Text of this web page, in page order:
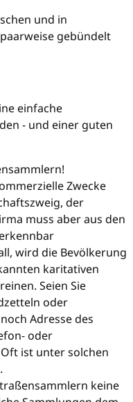
und in
gebündelt
einfache
- und einer guten
Zwecke
der
muss aber aus den
wird die Bevölkerung
karitativen
Seien Sie
oder
Adresse des
oder
ist unter solchen
keine